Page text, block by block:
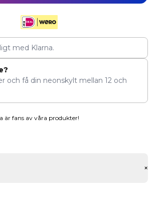
med Klarna.
och få din neonskylt mellan 12och
är fans av våra produkter!
+